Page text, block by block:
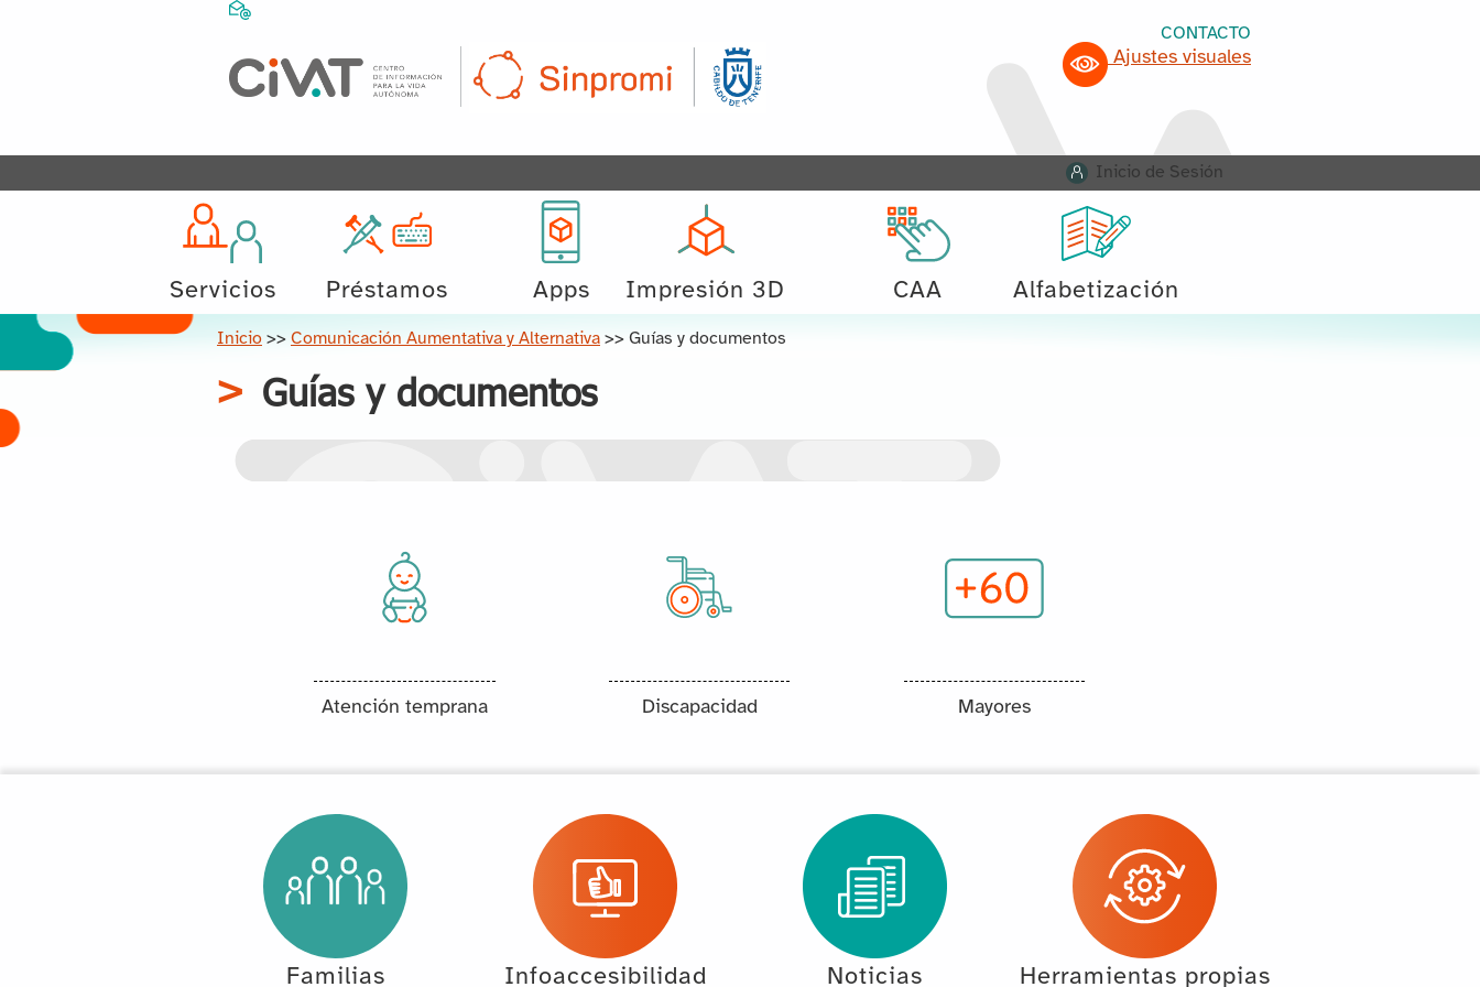
CONTACTO
Ajustes visuales
Inicio de Sesión
Servicios Préstamos Apps Impresión 3D CAA Alfabetización
Inicio >> Comunicación Aumentativa y Alternativa >> Guías y documentos
Guías y documentos
Atención temprana Discapacidad Mayores
Familias Infoaccesibilidad Noticias Herramientas propias